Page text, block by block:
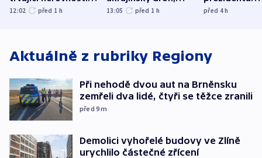
společenskou
12:02 před 1 h
explodoval kilometr
13:05 před 1 h
bývalého
před 4h
Aktuálně z rubriky Regiony
Při nehodě dvou aut na Brněnsku
zemřeli dva lidé, čtyři se těžce zranili
před 9m
Demolici vyhořelé budovy ve Zlíně
urychlilo částečné zřícení